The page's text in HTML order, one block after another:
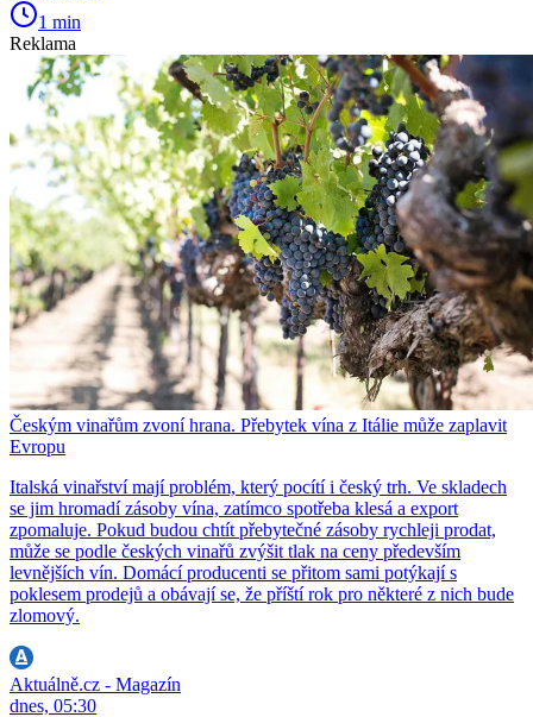
1 min
Reklama
Českým vinařům zvoní hrana. Přebytek vína z Itálie může zaplavit
Evropu
Italská vinařství mají problém, který pocítí i český trh. Ve skladech
se jim hromadí zásoby vína, zatímco spotřeba klesá a export
zpomaluje. Pokud budou chtít přebytečné zásoby rychleji prodat,
může se podle českých vinařů zvýšit tlak na ceny především
levnějších vín. Domácí producenti se přitom sami potýkají s
poklesem prodejů a obávají se, že příští rok pro některé z nich bude
zlomový.
Aktuálně.cz - Magazín
dnes, 05:30